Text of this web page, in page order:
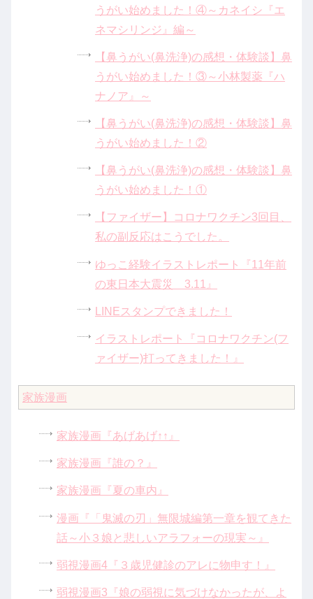
うがい始めました！④～カネイシ『エ
ネマシリンジ』編～
【鼻うがい(鼻洗浄)の感想・体験談】鼻
うがい始めました！③～小林製薬『ハ
ナノア』～
【鼻うがい(鼻洗浄)の感想・体験談】鼻
うがい始めました！②
【鼻うがい(鼻洗浄)の感想・体験談】鼻
うがい始めました！①
【ファイザー】コロナワクチン3回目、
私の副反応はこうでした。
ゆっこ経験イラストレポート『11年前
の東日本大震災 3.11』
LINEスタンプできました！
イラストレポート『コロナワクチン(フ
ァイザー)打ってきました！』
家族漫画
家族漫画『あげあげ↑↑』
家族漫画『誰の？』
家族漫画『夏の車内』
漫画『「鬼滅の刃」無限城編第一章を観てきた
話～小３娘と悲しいアラフォーの現実～』
弱視漫画4『３歳児健診のアレに物申す！』
弱視漫画3『娘の弱視に気づけなかったが、よ